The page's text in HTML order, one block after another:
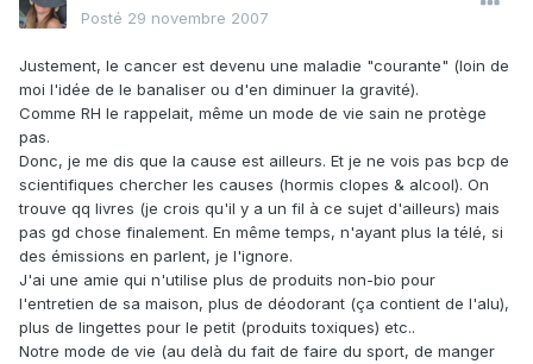
Posté 29 novembre 2007
Justement, le cancer est devenu une maladie "courante" (loin de
moi l'idée de le banaliser ou d'en diminuer la gravité).
Comme RH le rappelait, même un mode de vie sain ne protège
pas.
Donc, je me dis que la cause est ailleurs. Et je ne vois pas bcp de
scientifiques chercher les causes (hormis clopes & alcool). On
trouve qq livres (je crois qu'il y a un fil à ce sujet d'ailleurs) mais
pas gd chose finalement. En même temps, n'ayant plus la télé, si
des émissions en parlent, je l'ignore.
J'ai une amie qui n'utilise plus de produits non-bio pour
l'entretien de sa maison, plus de déodorant (ça contient de l'alu),
plus de lingettes pour le petit (produits toxiques) etc..
Notre mode de vie (au delà du fait de faire du sport, de manger